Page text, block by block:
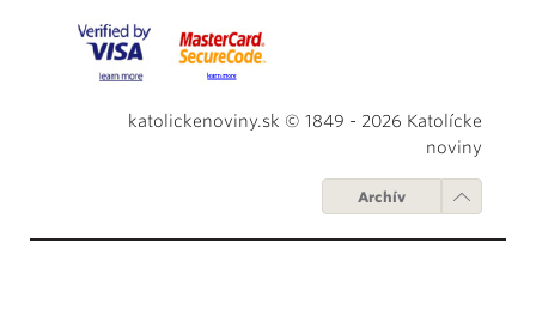
katolickenoviny.sk © 1849 - 2026 Katolícke
noviny
Archív